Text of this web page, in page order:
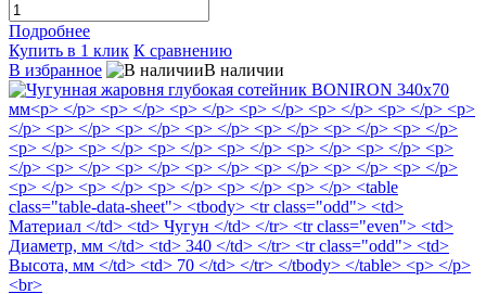
Подробнее
Купить в 1 клик К сравнению
В избранное
В наличии